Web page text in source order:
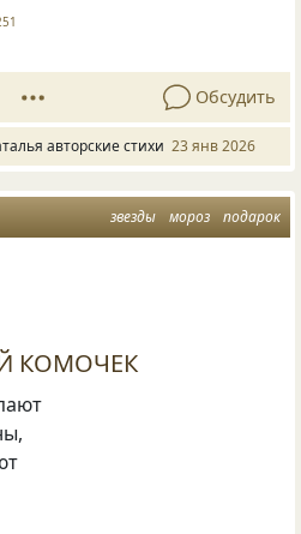
Обсудить
авторские стихи 23 янв 2026
звезды мороз подарок
КОМОЧЕК